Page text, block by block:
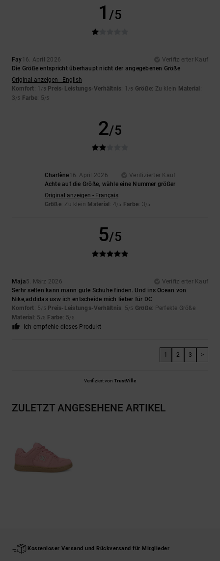
1/5
Fay16. April 2026
Verifizierter Kauf
Die Größe entspricht überhaupt nicht der angegebenen Größe
Original anzeigen - English
Komfort: 1 /5 Preis-Leistungs-Verhältnis: 1 /5 Größe: Zu klein Material :
3/5 Farbe: 5/5
2/5
Charlène16. April 2026
Verifizierter Kauf
Achte auf die Größe, wähle eine Nummer größer
Original anzeigen - Français
Größe: Zu klein Material : 4/5 Farbe: 3/5
5/5
Maja5. März 2026
Verifizierter Kauf
Serhr selten kann mann gute Schuhe finden. Und ins Ocean von
Nike,addidas usw ich entscheide mich lieber für DC
Komfort: 5/5 Preis-Leistungs-Verhältnis: 5/5 Größe: Perfekte Größe
Material : 5 /5 Farbe: 5/5
Ich empfehle dieses Produkt
1 2 3 >
Verifiziert von TrustVille
ZULETZT ANGESEHENE ARTIKEL
Kostenloser Versand und Rückversand für Mitglieder